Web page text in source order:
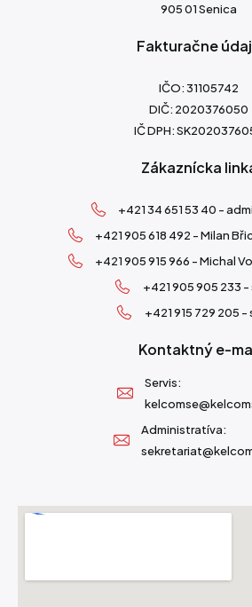
905 01 Senica
Fakturačne
IČO: 31105742
DIČ: 2020376050
IČ DPH:
Zákaznícka
+421 34 651 53 40 -
+421 905 618 492 - Milan
+421 905 915 966 - Michal
+421 905 905 233 -
+421 915 729 205 -
Kontaktný e-
Servis:
Administratíva: